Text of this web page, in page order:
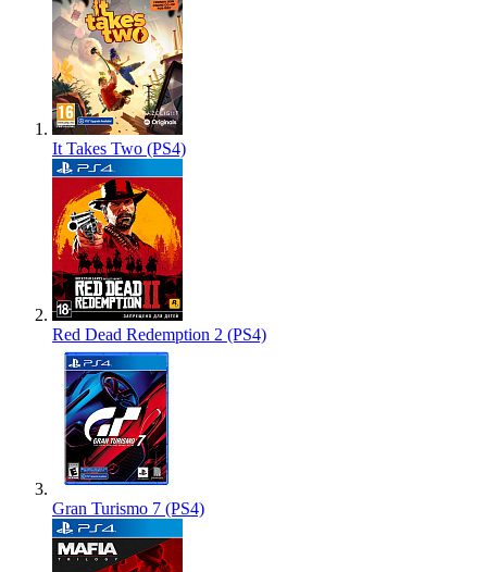
It Takes Two (PS4)
Red Dead Redemption 2 (PS4)
Gran Turismo 7 (PS4)